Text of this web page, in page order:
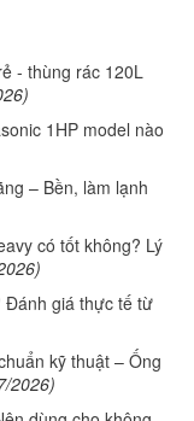
- thùng rác 120L
1HP model nào
– Bền, làm lạnh
có tốt không? Lý
Đánh giá thực tế từ
kỹ thuật – Ống
2026)